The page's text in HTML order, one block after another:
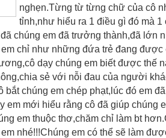
nghẹn.Từng từ từng chữ của cô
tỉnh,như hiểu ra 1 điều gì đó mà
chúng em đã trưởng thành,đã lớn
chỉ như những đứa trẻ đang được
dạy chúng em biết được thế
sẻ với nỗi đau của người
bắt chúng em chép phạt,lúc đó em
em mới hiểu rằng cô đã giúp chúng
em thuộc thơ,chăm chỉ làm bt
nhé!!!Chúng em có thể sẽ làm